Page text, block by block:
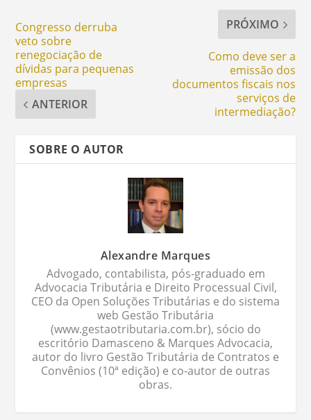
Congresso derruba
veto sobre
renegociação de
dívidas para pequenas
empresas
ANTERIOR
PRÓXIMO
Como deve ser a
emissão dos
documentos fiscais nos
serviços de
intermediação?
SOBRE O AUTOR
Alexandre Marques
Advogado, contabilista, pós-graduado em
Advocacia Tributária e Direito Processual Civil,
CEO da Open Soluções Tributárias e do sistema
web Gestão Tributária
(www.gestaotributaria.com.br), sócio do
escritório Damasceno & Marques Advocacia,
autor do livro Gestão Tributária de Contratos e
Convênios (10ª edição) e co-autor de outras
obras.